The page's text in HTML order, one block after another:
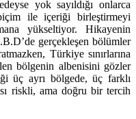
yok sayıldığı onlarca
ile içeriği birleştirmeyi
yükseltiyor. Hikayenin
gerçekleşen bölümler
Türkiye sınırlarına
bölgenin albenisini gözler
üç ayrı bölgede, üç farklı
riskli, ama doğru bir tercih